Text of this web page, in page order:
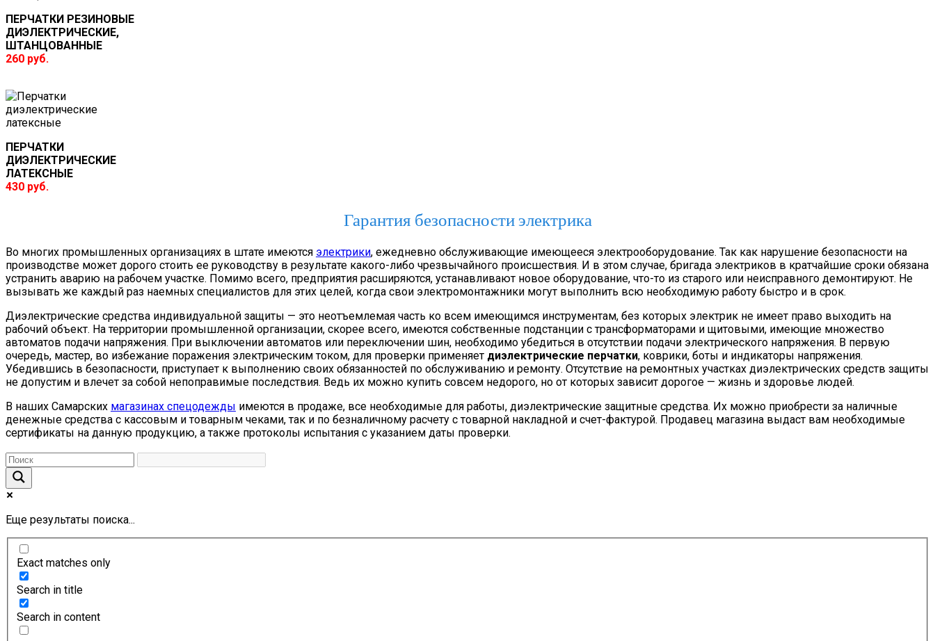
ПЕРЧАТКИ РЕЗИНОВЫЕ
ДИЭЛЕКТРИЧЕСКИЕ,
ШТАНЦОВАННЫЕ
260 руб.
ПЕРЧАТКИ
ДИЭЛЕКТРИЧЕСКИЕ
ЛАТЕКСНЫЕ
430 руб.
Гарантия безопасности электрика
Во многих промышленных организациях в штате имеются электрики, ежедневно обслуживающие имеющееся электрооборудование. Так как нарушение безопасности на
производстве может дорого стоить ее руководству в результате какого-либо чрезвычайного происшествия. И в этом случае, бригада электриков в кратчайшие сроки обязана
устранить аварию на рабочем участке. Помимо всего, предприятия расширяются, устанавливают новое оборудование, что-то из старого или неисправного демонтируют. Не
вызывать же каждый раз наемных специалистов для этих целей, когда свои электромонтажники могут выполнить всю необходимую работу быстро и в срок.
Диэлектрические средства индивидуальной защиты — это неотъемлемая часть ко всем имеющимся инструментам, без которых электрик не имеет право выходить на
рабочий объект. На территории промышленной организации, скорее всего, имеются собственные подстанции с трансформаторами и щитовыми, имеющие множество
автоматов подачи напряжения. При выключении автоматов или переключении шин, необходимо убедиться в отсутствии подачи электрического напряжения. В первую
очередь, мастер, во избежание поражения электрическим током, для проверки применяет диэлектрические перчатки, коврики, боты и индикаторы напряжения.
Убедившись в безопасности, приступает к выполнению своих обязанностей по обслуживанию и ремонту. Отсутствие на ремонтных участках диэлектрических средств защиты
не допустим и влечет за собой непоправимые последствия. Ведь их можно купить совсем недорого, но от которых зависит дорогое — жизнь и здоровье людей.
В наших Самарских магазинах спецодежды имеются в продаже, все необходимые для работы, диэлектрические защитные средства. Их можно приобрести за наличные
денежные средства с кассовым и товарным чеками, так и по безналичному расчету с товарной накладной и счет-фактурой. Продавец магазина выдаст вам необходимые
сертификаты на данную продукцию, а также протоколы испытания с указанием даты проверки.
Еще результаты поиска...
Exact matches only
Search in title
Search in content